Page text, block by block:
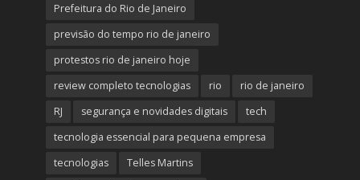
Prefeitura do Rio de Janeiro
previsão do tempo rio de janeiro
protestos rio de janeiro hoje
review completo tecnologias
rio
rio de janeiro
RJ
segurança e novidades digitais
tech
tecnologia essencial para pequena empresa
tecnologias
Telles Martins